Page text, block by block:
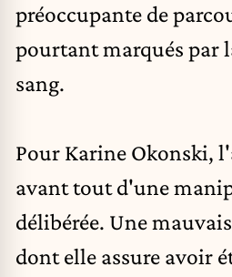
préoccupante de
pourtant marqués par
sang.
Pour Karine Okonski,
avant tout d'une
délibérée. Une
dont elle assure avoir